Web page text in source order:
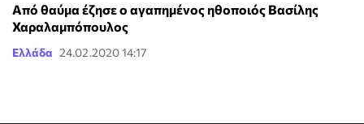
Από θαύμα έζησε ο αγαπημένος ηθοποιός Βασίλης
Χαραλαμπόπουλος
Ελλάδα 24.02.2020 14:17